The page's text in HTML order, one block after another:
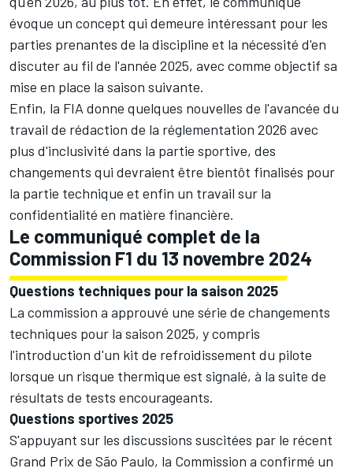
évoque un concept qui demeure intéressant pour les
parties prenantes de la discipline et la nécessité d'en
discuter au fil de l'année 2025, avec comme objectif sa
mise en place la saison suivante.
Enfin, la FIA donne quelques nouvelles de l'avancée du
travail de rédaction de la réglementation 2026 avec
plus d'inclusivité dans la partie sportive, des
changements qui devraient être bientôt finalisés pour
la partie technique et enfin un travail sur la
confidentialité en matière financière.
Le communiqué complet de la
Commission F1 du 13 novembre 2024
Questions techniques pour la saison 2025
La commission a approuvé une série de changements
techniques pour la saison 2025, y compris
l'introduction d'un kit de refroidissement du pilote
lorsque un risque thermique est signalé, à la suite de
résultats de tests encourageants.
Questions sportives 2025
S'appuyant sur les discussions suscitées par le récent
Grand Prix de São Paulo, la Commission a confirmé un